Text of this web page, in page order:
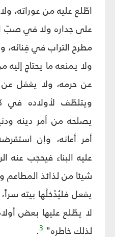
اطّلع عليه من عوراته،
على جداره ولا في صبّ
مطرح التراب في فِنائه،
ولا يمنعه ما يحتاج
عن حرمه، ولا يغفل عن
ويتلطّف لأولاده في
يصلحه من أمر دينه
أمر أعانه، وإن
عليه البناء فيحجب عنه
شيئاً من لذائذ المطاعم
يفعل فليُدْخِلْها بيته
لا يطّلع عليها بعض
لذلك خاطره" 3
.